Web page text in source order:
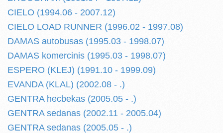
CIELO (1994.06 - 2007.12)
CIELO LOAD RUNNER (1996.02 - 1997.08)
DAMAS autobusas (1995.03 - 1998.07)
DAMAS komercinis (1995.03 - 1998.07)
ESPERO (KLEJ) (1991.10 - 1999.09)
EVANDA (KLAL) (2002.08 - .)
GENTRA hecbekas (2005.05 - .)
GENTRA sedanas (2002.11 - 2005.04)
GENTRA sedanas (2005.05 - .)